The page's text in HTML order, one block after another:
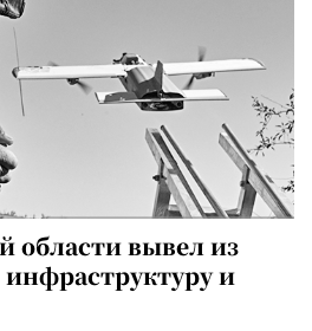
области вывел из
и